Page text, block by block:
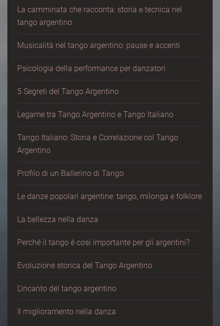
La camminata che racconta: storia e tecnica nel
tango argentino
Musicalità nel tango argentino: pause e accenti
Psicologia della performance per danzatori
5 Segreti del Tango Argentino
Legame tra Tango Argentino e Tango Italiano
Tango Italiano: Storia e Correlazione col Tango
Argentino
Profilo di un Ballerino di Tango
Le danze popolari argentine: tango, milonga e folklore
La bellezza nella danza
Perché il tango è così importante per gli argentini?
Evoluzione storica del Tango Argentino
L’incanto del tango argentino
Il miglioramento nella danza